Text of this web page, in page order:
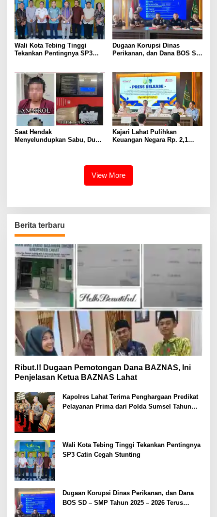
Wali Kota Tebing Tinggi
Tekankan Pentingnya SP3
Dugaan Korupsi Dinas
Perikanan, dan Dana BOS SD
Saat Hendak
Menyelundupkan Sabu, Dua
Kajari Lahat Pulihkan
Keuangan Negara Rp. 2,1
View More
Berita terbaru
Ribut.!! Dugaan Pemotongan Dana BAZNAS, Ini
Penjelasan Ketua BAZNAS Lahat
Kapolres Lahat Terima Penghargaan Predikat
Pelayanan Prima dari Polda Sumsel Tahun
Wali Kota Tebing Tinggi Tekankan Pentingnya
SP3 Catin Cegah Stunting
Dugaan Korupsi Dinas Perikanan, dan Dana
BOS SD – SMP Tahun 2025 – 2026 Terus